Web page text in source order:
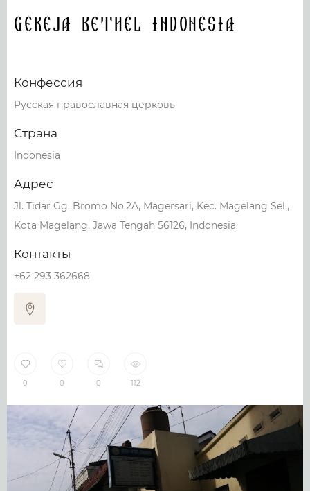
Gereja Bethel Indonesia
Конфессия
Русская православная церковь
Страна
Indonesia
Адрес
Jl. Tidar Gg. Bromo No.2A, Magersari, Kec. Magelang Sel.,
Kota Magelang, Jawa Tengah 56126, Indonesia
Контакты
+62 293 362668
0 0 0 112